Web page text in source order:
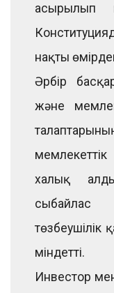
асырылып
нақты
Әрбір
және
халық
сыбайлас
төзбеушілік
міндетті.
Инвестор